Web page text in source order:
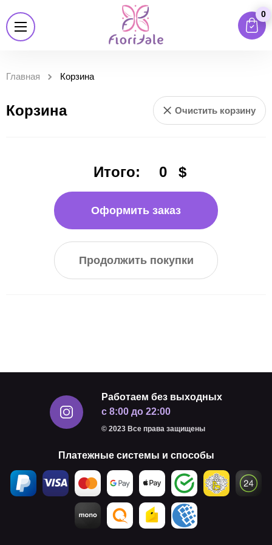
0
Главная Корзина
Корзина Очистить корзину
Продолжить покупки
Итого: 0 $
Оформить заказ
Работаем без выходных
с 8:00 до 22:00
© 2023 Все права защищены
Платежные системы и способы